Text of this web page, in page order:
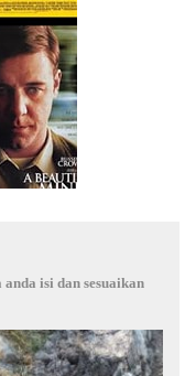
isi dan sesuaikan